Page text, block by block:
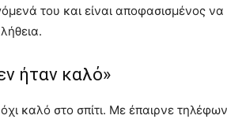
του και είναι αποφασισμένος
ήταν καλό»
καλό στο σπίτι. Με έπαιρνε